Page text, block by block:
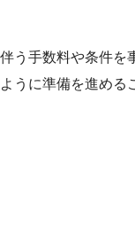
う手数料や条件を
うに準備を進める